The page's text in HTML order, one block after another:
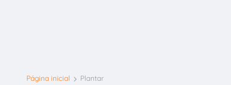
Página inicial Plantar